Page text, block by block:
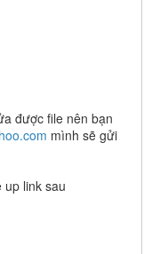
được file nên bạn
mình sẽ gửi
link sau